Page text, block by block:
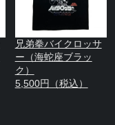
兄弟拳バイクロッサ
ー（海蛇座ブラッ
ク）
5,500円（税込）